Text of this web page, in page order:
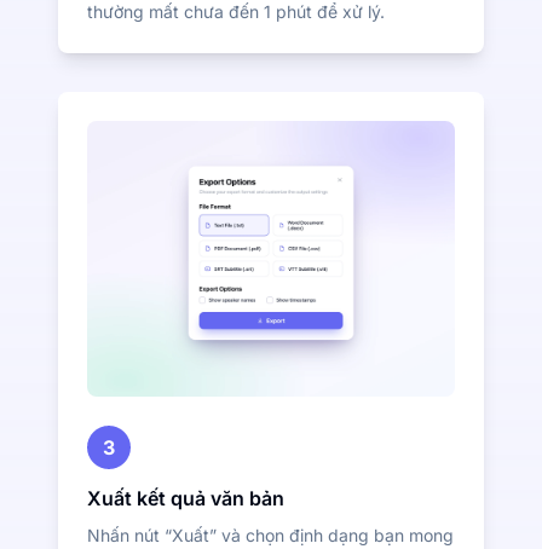
thường mất chưa đến 1 phút để xử lý.
3
Xuất kết quả văn bản
Nhấn nút “Xuất” và chọn định dạng bạn mong